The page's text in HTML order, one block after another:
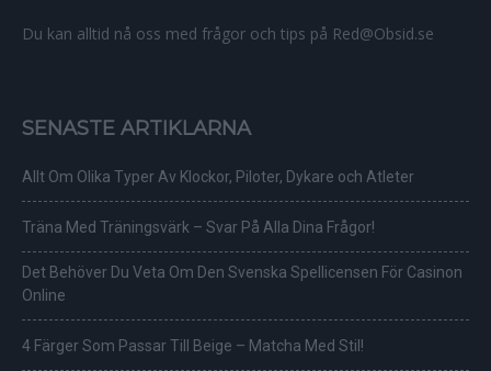
Du kan alltid nå oss med frågor och tips på Red@Obsid.se
SENASTE ARTIKLARNA
Allt Om Olika Typer Av Klockor, Piloter, Dykare och Atleter
Träna Med Träningsvärk – Svar På Alla Dina Frågor!
Det Behöver Du Veta Om Den Svenska Spellicensen För Casinon
Online
4 Färger Som Passar Till Beige – Matcha Med Stil!